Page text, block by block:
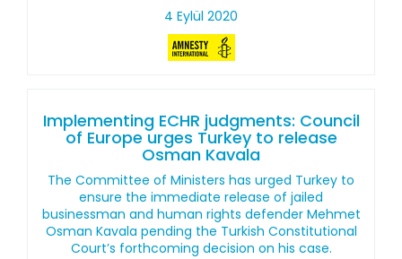
4 Eylül 2020
Implementing ECHR judgments: Council
of Europe urges Turkey to release
Osman Kavala
The Committee of Ministers has urged Turkey to
ensure the immediate release of jailed
businessman and human rights defender Mehmet
Osman Kavala pending the Turkish Constitutional
Court’s forthcoming decision on his case.